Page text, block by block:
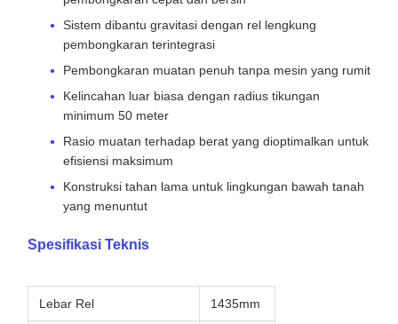
Sistem dibantu gravitasi dengan rel lengkung
pembongkaran terintegrasi
Pembongkaran muatan penuh tanpa mesin yang rumit
Kelincahan luar biasa dengan radius tikungan
minimum 50 meter
Rasio muatan terhadap berat yang dioptimalkan untuk
efisiensi maksimum
Konstruksi tahan lama untuk lingkungan bawah tanah
yang menuntut
Spesifikasi Teknis
Lebar Rel 1435mm